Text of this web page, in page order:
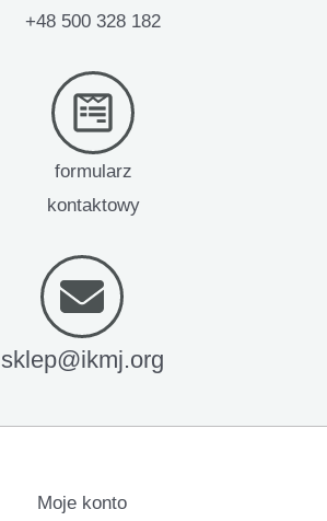
+48 500 328 182
formularz
kontaktowy
sklep@ikmj.org
Moje konto